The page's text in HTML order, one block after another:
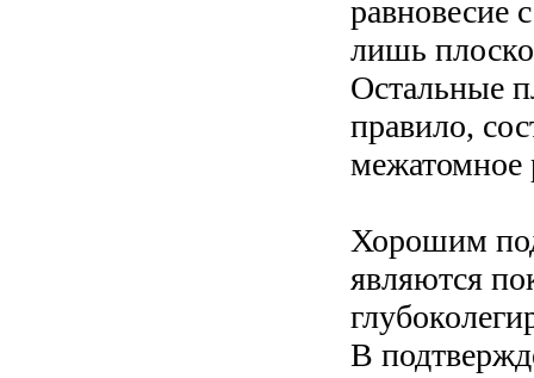
равновесие
лишь
Остальные
правило,
межатомное
Хорошим
являются
В